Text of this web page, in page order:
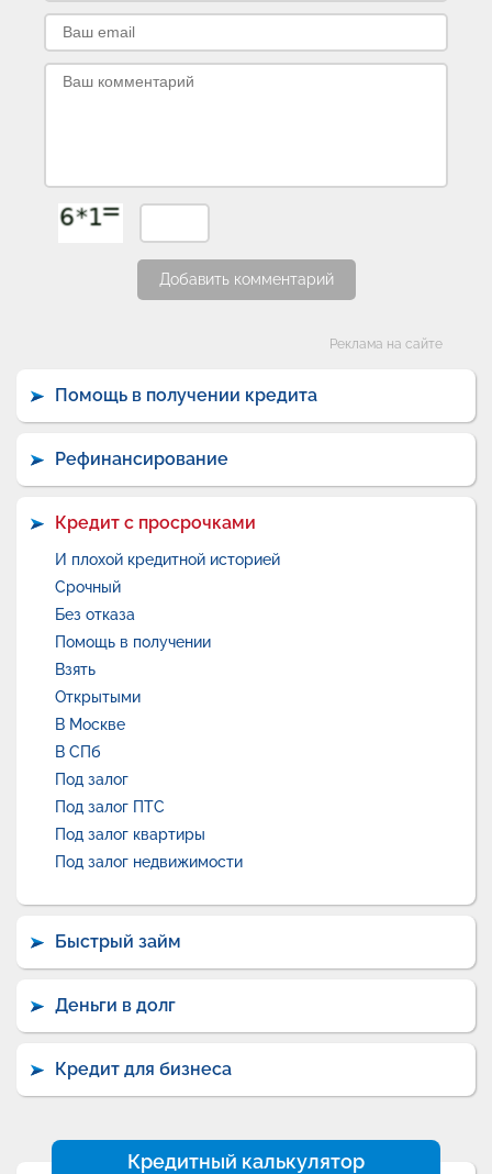
Добавить комментарий
Реклама на сайте
Помощь в получении кредита
Рефинансирование
Кредит с просрочками
И плохой кредитной историей
Срочный
Без отказа
Помощь в получении
Взять
Открытыми
В Москве
В СПб
Под залог
Под залог ПТС
Под залог квартиры
Под залог недвижимости
Быстрый займ
Деньги в долг
Кредит для бизнеса
Кредитный калькулятор